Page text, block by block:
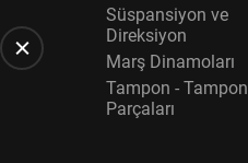
Süspansiyon ve
Direksiyon
Marş Dinamoları
Tampon - Tampon
Parçaları